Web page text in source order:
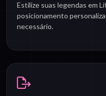
Estilize suas legendas em
posicionamento
necessário.